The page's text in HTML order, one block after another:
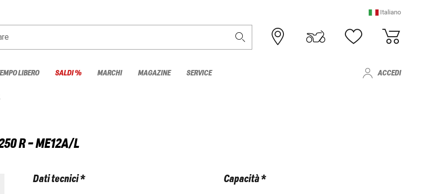
Italiano
LIBERO SALDI % MARCHI MAGAZINE SERVICE ACCEDI
R - ME12A/L
Dati tecnici * Capacità *